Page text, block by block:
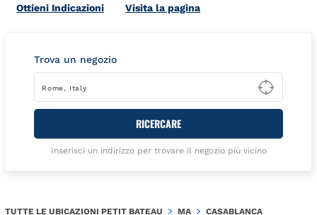
Ottieni IndicazioniLink Opens in New Tab
Visita la pagina
Trova un negozio
Type
RICERCARE
Inserisci un indirizzo per trovare il negozio più vicino
TUTTE LE UBICAZIONI PETIT BATEAU MA CASABLANCA